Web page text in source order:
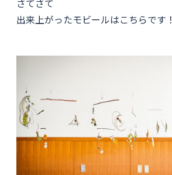
さてさて
出来上がったモビールはこちらです！